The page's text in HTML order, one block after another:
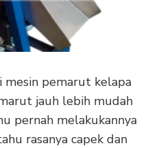
mesin pemarut kelapa
jauh lebih mudah
pernah melakukannya
rasanya capek dan